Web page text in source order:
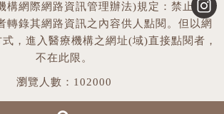
構網際網路資訊管理辦法)規定：禁止任何
轉錄其網路資訊之內容供人點閱。但以網
，進入醫療機構之網址(域)直接點閱者，
不在此限。
瀏覽人數：102000